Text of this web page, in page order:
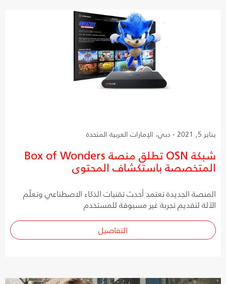
يناير 5, 2021 - دبي، الإمارات العربية المتحدة
شبكة OSN تطلق منصة Box of Wonders
المتخصصة باستكشاف المحتوى
المنصة الجديدة تعتمد أحدث تقنيات الذكاء الاصطناعي وتعلّم
الآلة لتقديم تجربة غير مسبوقة للمستخدم
التفاصيل